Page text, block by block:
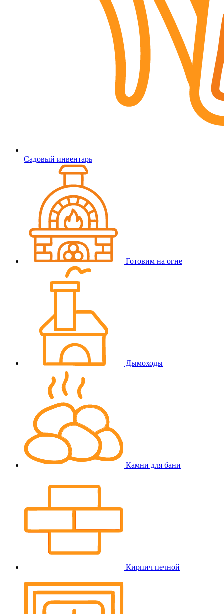
Садовый инвентарь
Готовим на огне
Дымоходы
Камни для бани
Кирпич печной